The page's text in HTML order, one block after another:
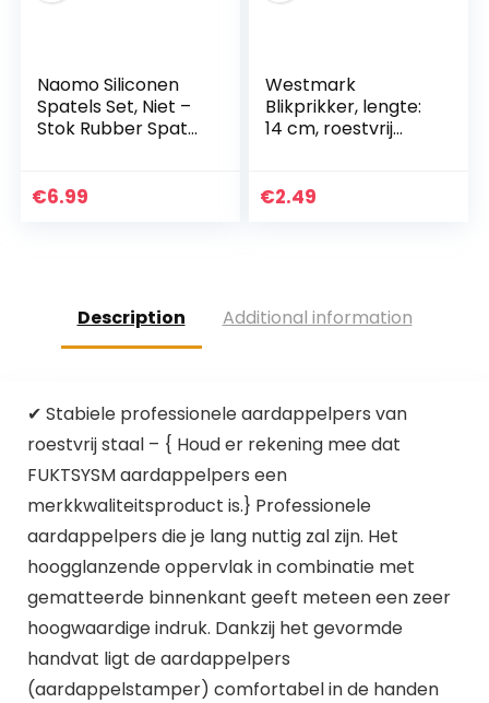
Naomo Siliconen
Spatels Set, Niet –
Stok Rubber Spatel
Mixen (5 – Stuks)
€6.99
Westmark
Blikprikker, lengte:
14 cm, roestvrij
281022E1
€2.49
Description Additional information
✔ Stabiele professionele aardappelpers van
roestvrij staal – { Houd er rekening mee dat
FUKTSYSM aardappelpers een
merkkwaliteitsproduct is.} Professionele
aardappelpers die je lang nuttig zal zijn. Het
hoogglanzende oppervlak in combinatie met
gematteerde binnenkant geeft meteen een zeer
hoogwaardige indruk. Dankzij het gevormde
handvat ligt de aardappelpers
(aardappelstamper) comfortabel in de handen